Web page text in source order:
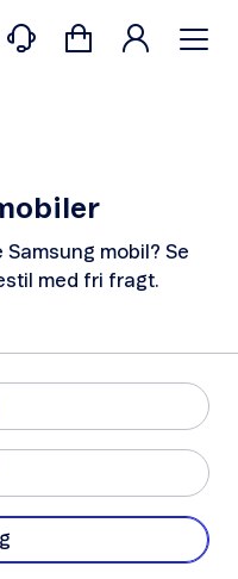
mobil? Se
med fri fragt.